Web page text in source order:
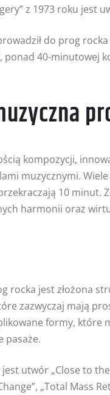
z 1973 roku jest
do prog
ponad 40-minutowej
kompozycji,
muzycznymi.
10 minut.
harmonii oraz
rocka jest złożona
zazwyczaj mają
formy, które
pasaże.
utwór „Close to
„Total Mass